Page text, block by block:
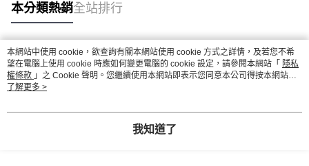
本分類熱銷全站排行
熱門標籤
本網站中使用 cookie，欲查詢有關本網站使用 cookie 方式之詳情，及若您不希
望在電腦上使用 cookie 時應如何變更電腦的 cookie 設定，請參閱本網站「 隱私
權條款 」之 Cookie 聲明。您繼續使用本網站即表示您同意本公司得按本網站使
用條款之 Cookie 聲明使用 cookie。
了解更多 >
我知道了